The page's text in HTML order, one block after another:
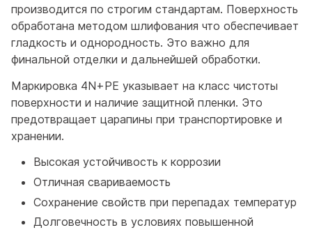
производится по строгим стандартам. Поверхность
обработана методом шлифования что обеспечивает
гладкость и однородность. Это важно для
финальной отделки и дальнейшей обработки.
Маркировка 4N+PE указывает на класс чистоты
поверхности и наличие защитной пленки. Это
предотвращает царапины при транспортировке и
хранении.
Высокая устойчивость к коррозии
Отличная свариваемость
Сохранение свойств при перепадах температур
Долговечность в условиях повышенной